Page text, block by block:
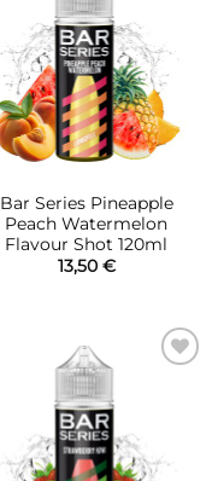
επιθυμιών
Bar Series Pineapple
Peach Watermelon
Flavour Shot 120ml
13,50 €